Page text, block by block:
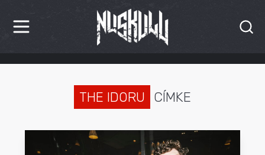
HÍREK
INTERJÚK
THE IDORU CÍMKE